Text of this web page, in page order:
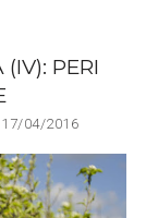
PERI
17/04/2016